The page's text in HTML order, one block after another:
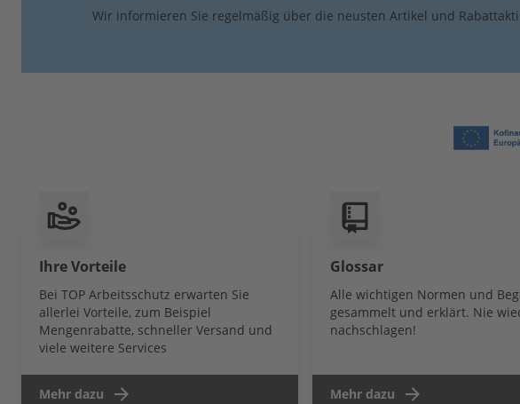
Wir informieren Sie regelmäßig über die neusten Artikel und
Ihre Vorteile
Bei TOP Arbeitsschutz erwarten Sie
allerlei Vorteile, zum Beispiel
Mengenrabatte, schneller Versand und
viele weitere Services
Mehr dazu
Glossar
Alle wichtigen Normen und
gesammelt und erklärt. Nie
nachschlagen!
Mehr dazu